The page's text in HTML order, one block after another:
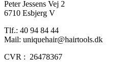
Peter Jessens Vej 2
6710 Esbjerg V
Tlf.: 40 94 84 44
Mail: uniquehair@hairtools.dk
CVR : 26478367